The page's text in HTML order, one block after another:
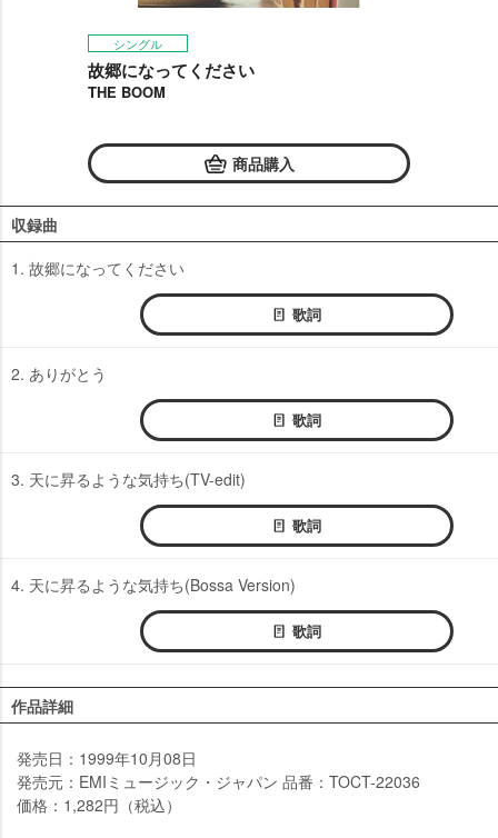
シングル
故郷になってください
THE BOOM
商品購入
収録曲
1. 故郷になってください
歌詞
2. ありがとう
歌詞
3. 天に昇るような気持ち(TV-edit)
歌詞
4. 天に昇るような気持ち(Bossa Version)
歌詞
作品詳細
発売日：1999年10月08日
発売元：EMIミュージック・ジャパン 品番：TOCT-22036
価格：1,282円（税込）